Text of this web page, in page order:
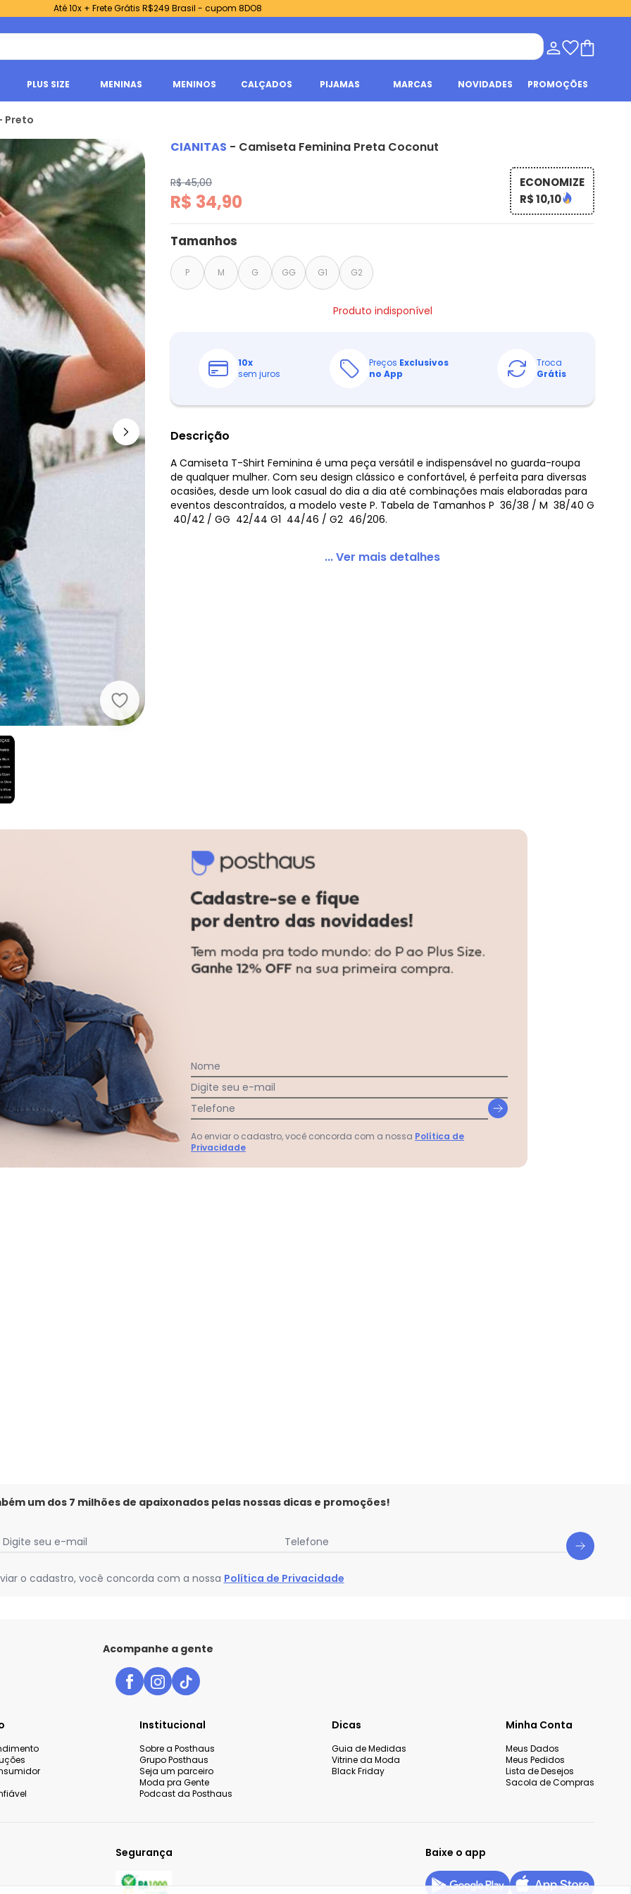
Até 10x + Frete Grátis R$249 Brasil - cupom 8DO8
PLUS SIZE MENINAS MENINOS CALÇADOS PIJAMAS MARCAS NOVIDADES PROMOÇÕES
Preto
Cianitas - Camiseta Feminina Preta Coconut - Preto
CIANITAS - Camiseta Feminina Preta Coconut
R$ 45,00
R$ 34,90
ECONOMIZE
R$ 10,10
Tamanhos
P M G GG G1 G2
Produto indisponível
10x
sem juros
Preços Exclusivos
no App
Troca
Grátis
Descrição
A Camiseta T-Shirt Feminina é uma peça versátil e indispensável no guarda-roupa
de qualquer mulher. Com seu design clássico e confortável, é perfeita para diversas
ocasiões, desde um look casual do dia a dia até combinações mais elaboradas para
eventos descontraídos, a modelo veste P. Tabela de Tamanhos P  36/38 / M  38/40 G
 40/42 / GG  42/44 G1  44/46 / G2  46/206.
... Ver mais detalhes
dia do mês, para o menor tamanho disponível.
Faça a primeira avaliação
Malha de Viscose
um dos 7 milhões de apaixonados pelas nossas dicas e promoções!
Digite seu e-mail Telefone
o cadastro, você concorda com a nossa Política de Privacidade
Acompanhe a gente
Institucional
Sobre a Posthaus
Grupo Posthaus
Seja um parceiro
Moda pra Gente
Podcast da Posthaus
Dicas
Guia de Medidas
Vitrine da Moda
Black Friday
Minha Conta
Meus Dados
Meus Pedidos
Lista de Desejos
Sacola de Compras
Segurança Baixe o app
Nome
Digite seu e-mail
Telefone
Ao enviar o cadastro, você concorda com a nossa Política de
Privacidade